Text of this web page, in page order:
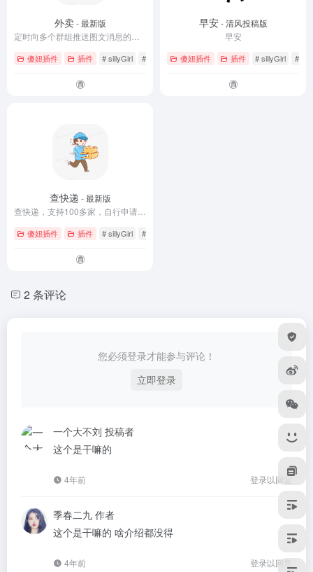
外卖- 最新版
傻妞插件 插件 # sillyGirl # 推送
早安- 清风投稿版
早安
傻妞插件 插件 # sillyGirl # 傻
查快递 - 最新版
傻妞插件 插件 # sillyGirl # 查快递
2 条评论
您必须登录才能参与评论！
立即登录
一个大不刘 投稿者
这个是干嘛的
4年前 登录以回复
季春二九 作者
这个是干嘛的 啥介绍都没得
4年前 登录以回复